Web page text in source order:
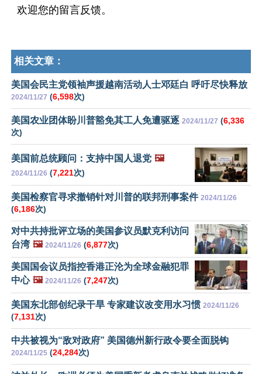
欢迎您的留言反馈。
相关文章：
美国会民主党领袖声援越南活动人士邓廷白 呼吁尽快释放
2024/11/27 (6,598次)
美国农业团体盼川普豁免其工人免遭驱逐 2024/11/27 (6,336
次)
美国前总统顾问：支持中国人退党 🖼️
2024/11/26 (7,221次)
美国检察官寻求撤销针对川普的联邦刑事案件 2024/11/26
(6,186次)
对中共持批评立场的美国参议员默克利访问
台湾 🖼️ 2024/11/26 (6,877次)
美国国会议员指控香港正沦为全球金融犯罪
中心 🖼️ 2024/11/26 (7,247次)
美国东北部创纪录干旱 专家建议改变用水习惯 2024/11/26
(7,131次)
中共被视为“敌对政府” 美国德州新行政令要全面脱钩
2024/11/25 (24,284次)